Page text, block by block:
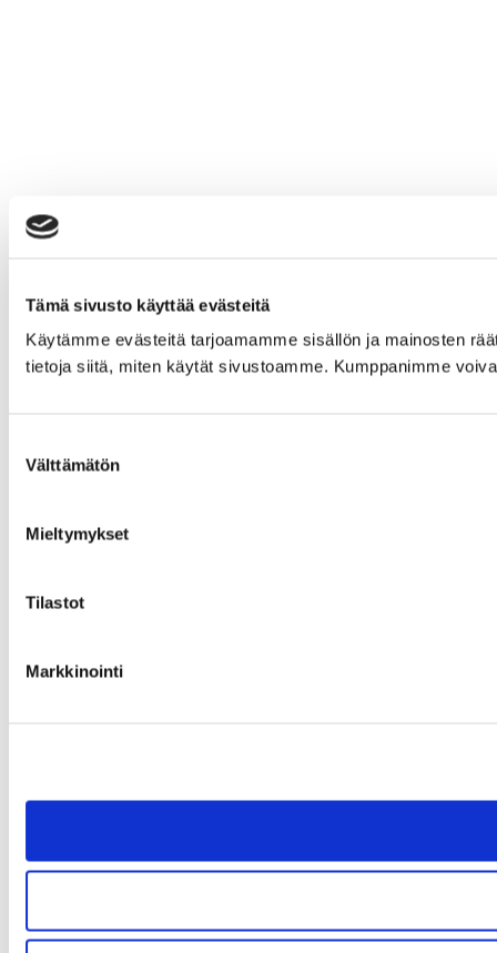
Tämä sivusto käyttää evästeitä
Käytämme evästeitä tarjoamamme sisällön ja mainosten
tietoja siitä, miten käytät sivustoamme. Kumppanimme
valinta
Välttämätön
Mieltymykset
Tilastot
Markkinointi